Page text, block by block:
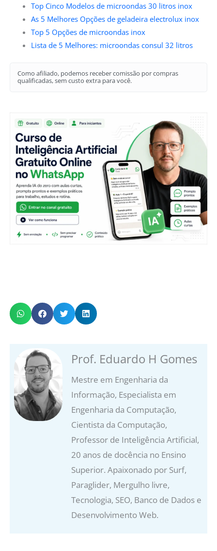
Top Cinco Modelos de microondas 30 litros inox
As 5 Melhores Opções de geladeira electrolux inox
Top 5 Opções de microondas inox
Lista de 5 Melhores: microondas consul 32 litros
Como afiliado, podemos receber comissão por compras
qualificadas, sem custo extra para você.
Prof. Eduardo H Gomes
Mestre em Engenharia da
Informação, Especialista em
Engenharia da Computação,
Cientista da Computação,
Professor de Inteligência Artificial,
20 anos de docência no Ensino
Superior. Apaixonado por Surf,
Paraglider, Mergulho livre,
Tecnologia, SEO, Banco de Dados e
Desenvolvimento Web.